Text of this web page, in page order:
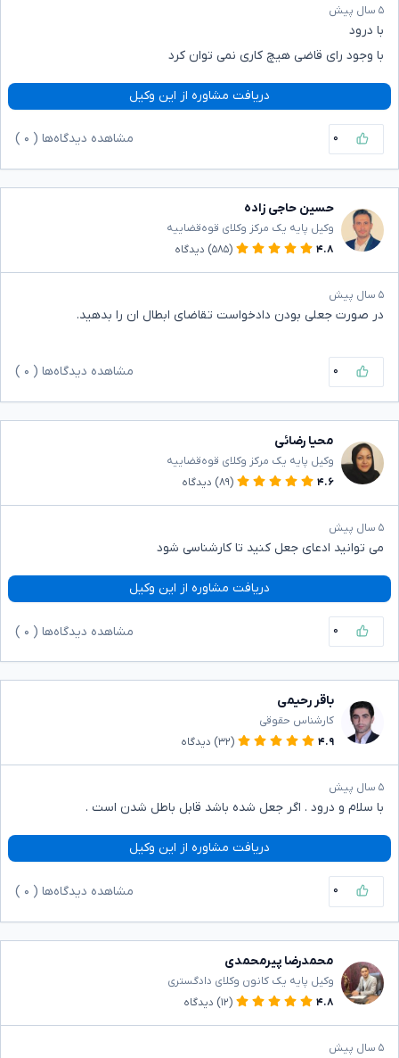
۵ سال پیش
با درود
با وجود رای قاضی هیچ کاری نمی توان کرد
دریافت مشاوره از این وکیل
۰ مشاهده دیدگاه‌ها ( ۰
حسین حاجی زاده
وکیل پایه یک مرکز وکلای قوه‌قضاییه
۴.۸
(۵۸۵) دیدگاه
۵ سال پیش
در صورت جعلی بودن دادخواست تقاضای ابطال ان را بدهید.
۰ مشاهده دیدگاه‌ها ( ۰
محیا رضائی
وکیل پایه یک مرکز وکلای قوه‌قضاییه
۴.۶
(۸۹) دیدگاه
۵ سال پیش
می توانید ادعای جعل کنید تا کارشناسی شود
دریافت مشاوره از این وکیل
۰ مشاهده دیدگاه‌ها ( ۰
باقر رحیمی
کارشناس حقوقی
۴.۹
(۳۲) دیدگاه
۵ سال پیش
با سلام و درود . اگر جعل شده باشد قابل باطل شدن است .
دریافت مشاوره از این وکیل
۰ مشاهده دیدگاه‌ها ( ۰
محمدرضا پیرمحمدی
وکیل پایه یک کانون وکلای دادگستری
۴.۸
(۱۲) دیدگاه
۵ سال پیش